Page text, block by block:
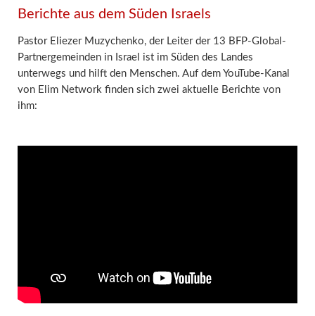
Berichte aus dem Süden Israels
Pastor Eliezer Muzychenko, der Leiter der 13 BFP-Global-
Partnergemeinden in Israel ist im Süden des Landes
unterwegs und hilft den Menschen. Auf dem YouTube-Kanal
von Elim Network finden sich zwei aktuelle Berichte von
ihm: